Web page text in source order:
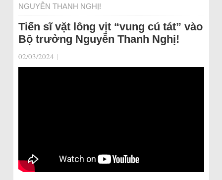
NGUYỄN THANH NGHỊ!
Tiến sĩ vặt lông vịt “vung cú tát” vào
Bộ trưởng Nguyễn Thanh Nghị!
02/03/2024 |